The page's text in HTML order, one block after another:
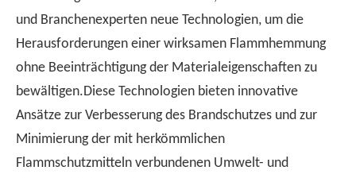
und Branchenexperten neue Technologien, um die
Herausforderungen einer wirksamen Flammhemmung
ohne Beeinträchtigung der Materialeigenschaften zu
bewältigen.Diese Technologien bieten innovative
Ansätze zur Verbesserung des Brandschutzes und zur
Minimierung der mit herkömmlichen
Flammschutzmitteln verbundenen Umwelt- und